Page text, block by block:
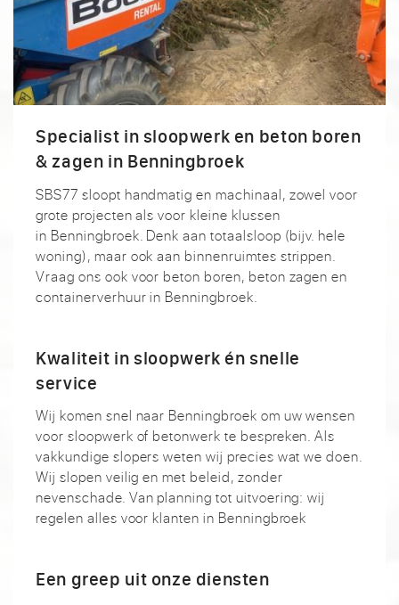
Specialist in sloopwerk en beton boren
& zagen in Benningbroek
SBS77 sloopt handmatig en machinaal, zowel voor
grote projecten als voor kleine klussen
in Benningbroek. Denk aan totaalsloop (bijv. hele
woning), maar ook aan binnenruimtes strippen.
Vraag ons ook voor beton boren, beton zagen en
containerverhuur in Benningbroek.
Kwaliteit in sloopwerk én snelle
service
Wij komen snel naar Benningbroek om uw wensen
voor sloopwerk of betonwerk te bespreken. Als
vakkundige slopers weten wij precies wat we doen.
Wij slopen veilig en met beleid, zonder
nevenschade. Van planning tot uitvoering: wij
regelen alles voor klanten in Benningbroek
Een greep uit onze diensten